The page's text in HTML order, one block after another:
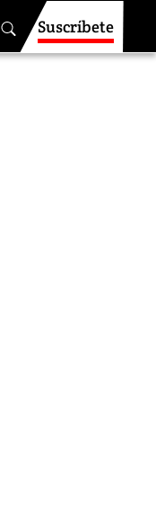
Suscríbete